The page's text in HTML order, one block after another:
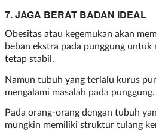
7. JAGA BERAT BADAN IDEAL
Obesitas atau kegemukan akan
beban ekstra pada punggung untuk
tetap stabil.
Namun tubuh yang terlalu kurus
mengalami masalah pada punggung.
Pada orang-orang dengan tubuh
mungkin memiliki struktur tulang